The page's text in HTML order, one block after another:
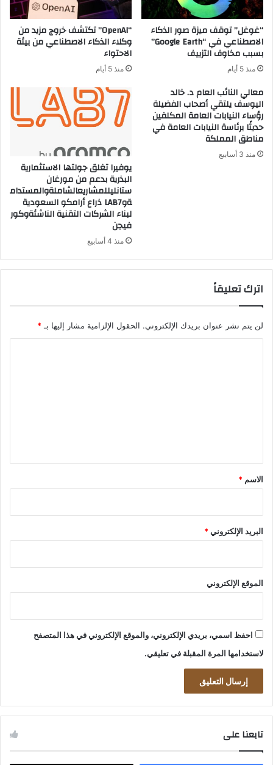
“غوغل” توقف ميزة صور الذكاء
الاصطناعي في “Google Earth”
بسبب مخاوف التزييف
منذ 5 أيام
“OpenAI” تكتشف خروج مزيد من
وكلاء الذكاء الاصطناعي من بيئة
الاحتواء
منذ 5 أيام
معالي النائب العام د. خالد
اليوسف يلتقي أصحاب الفضيلة
رؤساء النيابات العامة المكلفين
حديثًا برئاسة النيابات العامة في
مناطق المملكة
منذ 3 أسابيع
يوفيرا تغلق جولتها الاستثمارية
البذرية بدعم من مورغان
ستانليللمشاريعالشاملةوالمستدام
ةوLAB7 ذراع أرامكو السعودية
لبناء الشركات التقنية الناشئةوكور
فيجن
منذ 4 أسابيع
اترك تعليقاً
لن يتم نشر عنوان بريدك الإلكتروني. الحقول الإلزامية مشار إليها بـ *
*
الاسم *
البريد الإلكتروني*
الموقع الإلكتروني
احفظ اسمي، بريدي الإلكتروني، والموقع الإلكتروني في هذا المتصفح
لاستخدامها المرة المقبلة في تعليقي.
تابعنا على